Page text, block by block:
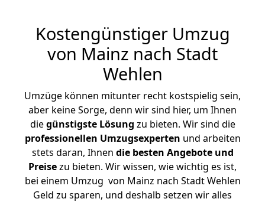
Kostengünstiger Umzug
von Mainz nach Stadt
Wehlen
Umzüge können mitunter recht kostspielig sein,
aber keine Sorge, denn wir sind hier, um Ihnen
diegünstigste Lösung zu bieten. Wir sind die
professionellen Umzugsexperten und arbeiten
stets daran, Ihnen die besten Angebote und
Preisezu bieten. Wir wissen, wie wichtig es ist,
bei einem Umzug von Mainz nach Stadt Wehlen
Geld zu sparen, und deshalb setzen wir alles